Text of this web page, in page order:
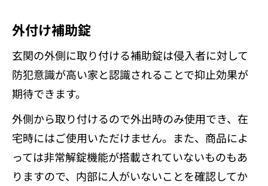
外付け補助錠
玄関の外側に取り付ける補助錠は侵入者に対して
防犯意識が高い家と認識されることで抑止効果が
期待できます。
外側から取り付けるので外出時のみ使用でき、在
宅時にはご使用いただけません。また、商品によ
っては非常解錠機能が搭載されていないものもあ
りますので、内部に人がいないことを確認してか